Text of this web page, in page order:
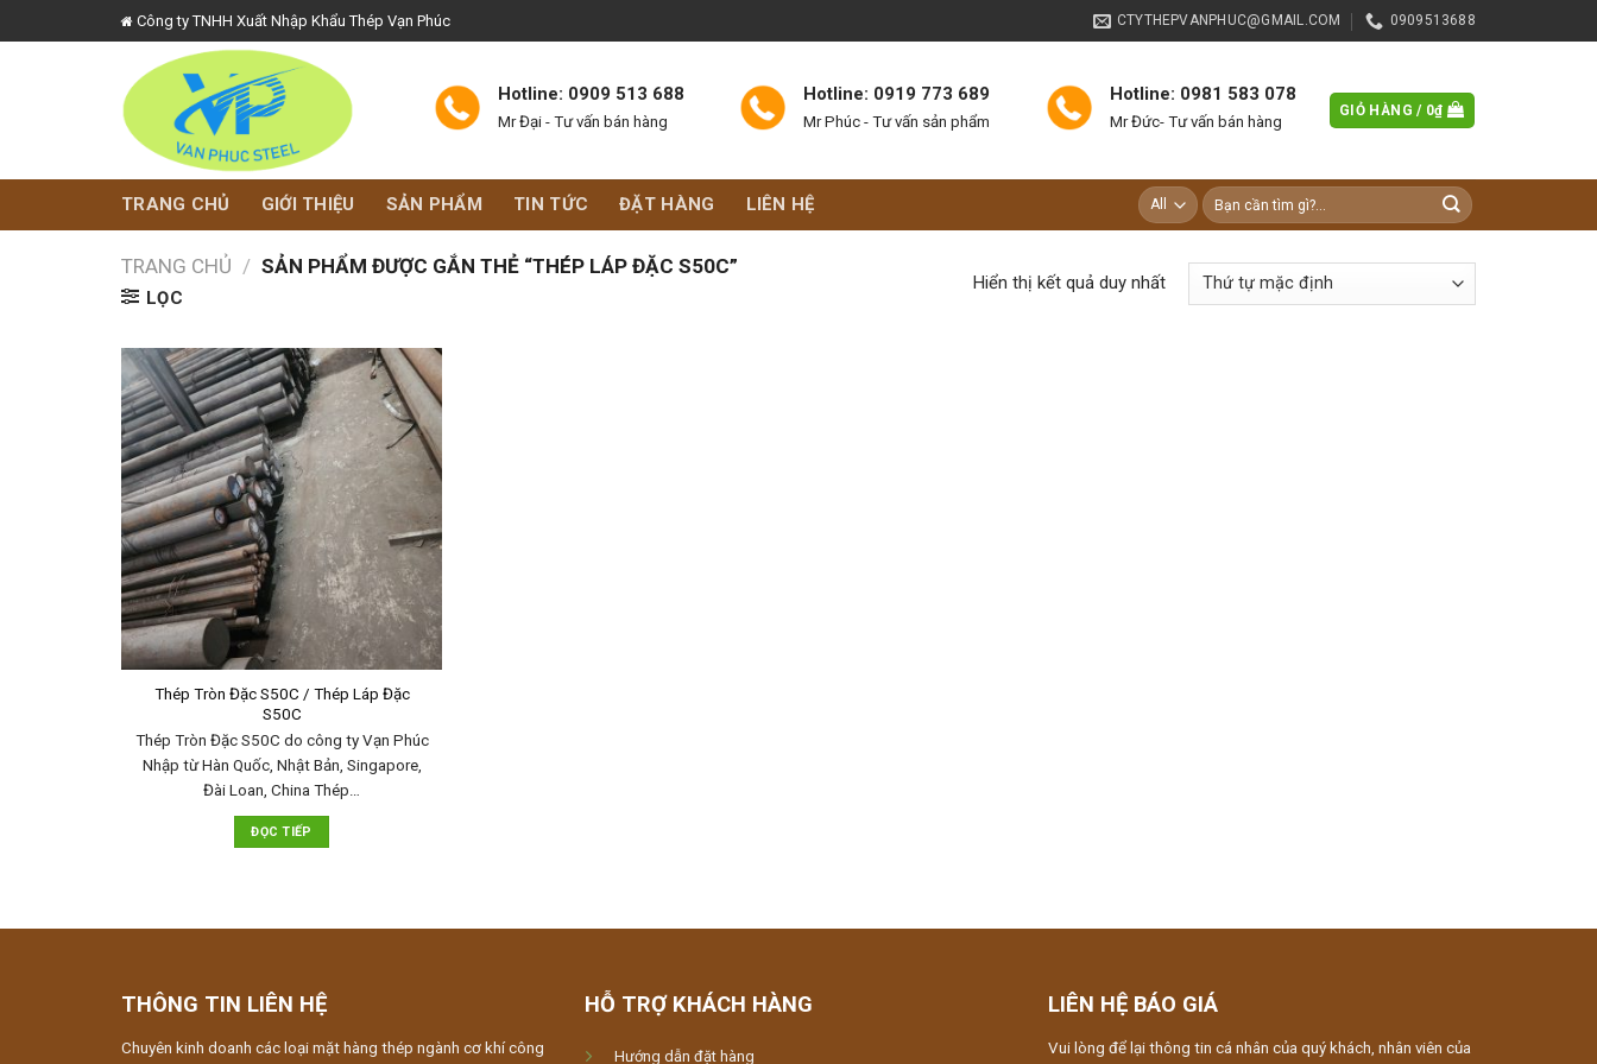
to
Công ty TNHH Xuất Nhập Khẩu Thép Vạn Phúc CTYTHEPVANPHUC@GMAIL.COM 0909513688
Hotline: 0909 513 688
Mr Đại - Tư vấn bán hàng
Hotline: 0919 773 689
Mr Phúc - Tư vấn sản phẩm
Hotline: 0981 583 078
Mr Đức- Tư vấn bán hàng
GIỎ HÀNG / 0₫
TRANG CHỦ GIỚI THIỆU SẢN PHẨM TIN TỨC ĐẶT HÀNG LIÊN HỆ
Tìm
kiếm:
TRANG CHỦ / SẢN PHẨM ĐƯỢC GẮN THẺ “THÉP LÁP ĐẶC S50C”
LỌC
Hiển thị kết quả duy nhất
Thép Tròn Đặc S50C / Thép Láp Đặc
S50C
Thép Tròn Đặc S50C do công ty Vạn Phúc
Nhập từ Hàn Quốc, Nhật Bản, Singapore,
Đài Loan, China Thép…
ĐỌC TIẾP
THÔNG TIN LIÊN HỆ
Chuyên kinh doanh các loại mặt hàng thép ngành cơ khí công
HỖ TRỢ KHÁCH HÀNG
Hướng dẫn đặt hàng
LIÊN HỆ BÁO GIÁ
Vui lòng để lại thông tin cá nhân của quý khách, nhân viên của